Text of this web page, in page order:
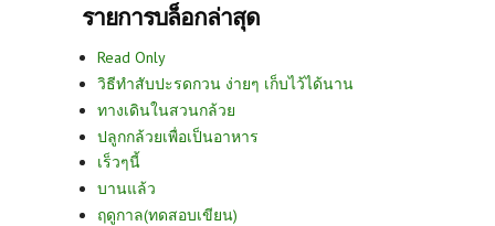
รายการบล็อกล่าสุด
Read Only
วิธีทำสับปะรดกวน ง่ายๆ เก็บไว้ได้นาน
ทางเดินในสวนกล้วย
ปลูกกล้วยเพื่อเป็นอาหาร
เร็วๆนี้
บานแล้ว
ฤดูกาล(ทดสอบเขียน)